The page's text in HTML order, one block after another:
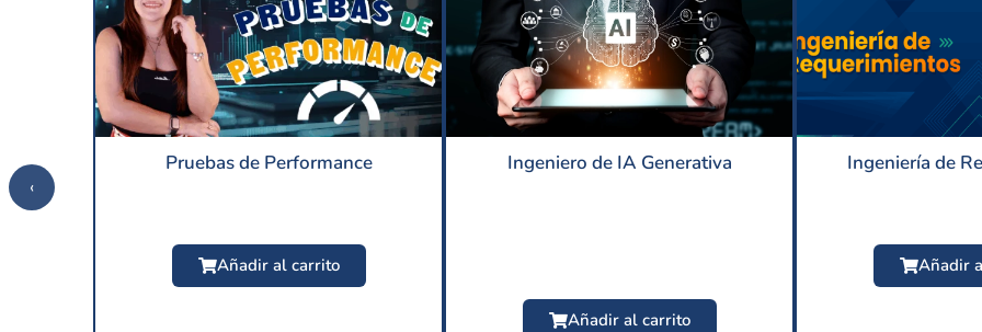
Pruebas de Performance
Añadir al carrito
Ingeniero de IA Generativa
Añadir al carrito
Ingeniería de
Añadir
‹